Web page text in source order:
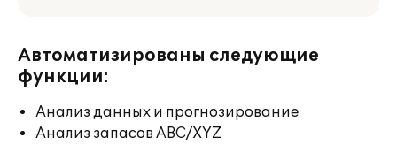
Автоматизированы следующие
функции:
Анализ данных и прогнозирование
Анализ запасов ABC/XYZ